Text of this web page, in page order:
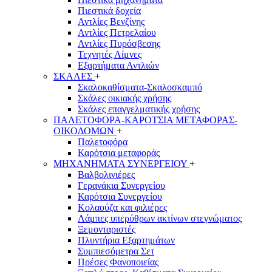
Πιεστικά δοχεία
Αντλίες Βενζίνης
Αντλίες Πετρελαίου
Αντλίες Πυρόσβεσης
Τεχνητές Λίμνες
Εξαρτήματα Αντλιών
ΣΚΑΛΕΣ +
Σκαλοκαθίσματα-Σκαλοσκαμπό
Σκάλες οικιακής χρήσης
Σκάλες επαγγελματικής χρήσης
ΠΑΛΕΤΟΦΟΡΑ-ΚΑΡΟΤΣΙΑ ΜΕΤΑΦΟΡΑΣ-
ΟΙΚΟΔΟΜΩΝ +
Παλετοφόρα
Καρότσια μεταφοράς
ΜΗΧΑΝΗΜΑΤΑ ΣΥΝΕΡΓΕΙΟΥ +
Βαλβολινιέρες
Γερανάκια Συνεργείου
Καρότσια Συνεργείου
Κολαούζα και φιλιέρες
Λάμπες υπερύθρων ακτίνων στεγνώματος
Ξεμονταριστές
Πλυντήρια Εξαρτημάτων
Συμπιεσόμετρα Σετ
Πρέσες Φανοποιείας